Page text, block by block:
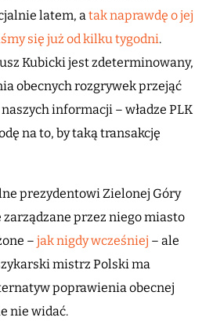
latem, atak naprawdę o jej
się już od kilku tygodni.
Kubicki jest zdeterminowany,
obecnych rozgrywek przejąć
informacji – władze PLK
na to, by taką transakcję
prezydentowi Zielonej Góry
zarządzane przez niego miasto
– jak nigdy wcześniej – ale
mistrz Polski ma
poprawienia obecnej
nie widać.